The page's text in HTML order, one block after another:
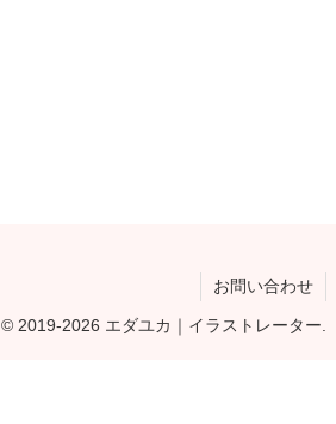
お問い合わせ
© 2019-2026 エダユカ｜イラストレーター.